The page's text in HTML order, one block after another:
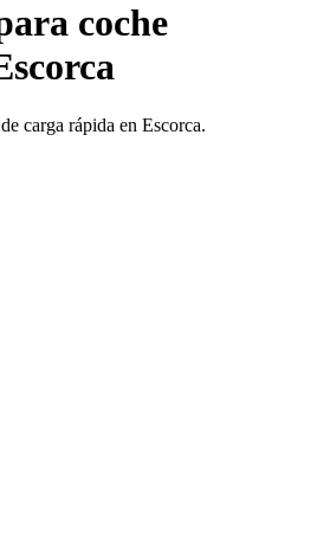
coche
carga rápida en Escorca.